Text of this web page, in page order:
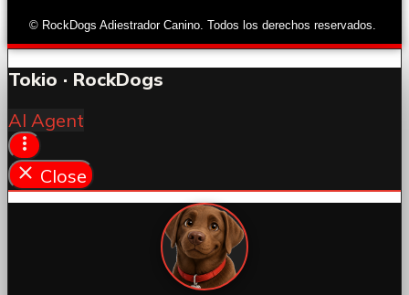
© RockDogs Adiestrador Canino. Todos los derechos reservados.
Tokio · RockDogs
AI Agent
Close